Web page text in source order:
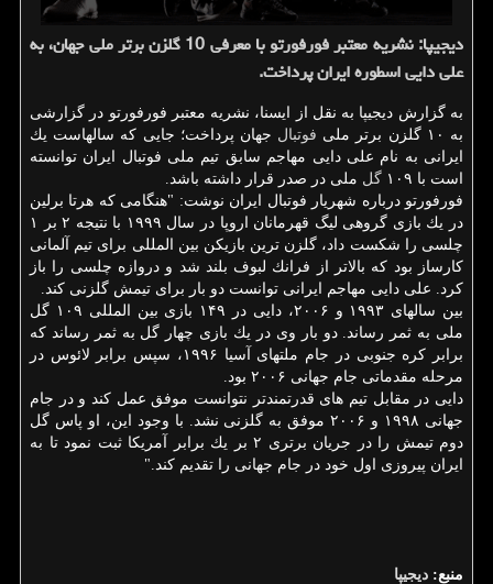
دیجیپا: نشریه معتبر فورفورتو با معرفی 10 گلزن برتر ملی جهان، به
علی دایی اسطوره ایران پرداخت.
به گزارش دیجیپا به نقل از ایسنا، نشریه معتبر فورفورتو در گزارشی
به ۱۰ گلزن برتر ملی
فوتبال جهان پرداخت؛ جایی كه سالهاست یك
ایرانی به نام علی دایی مهاجم سابق تیم ملی فوتبال ایران توانسته
است با ۱۰۹
گل ملی در صدر قرار داشته باشد.
فورفورتو درباره شهریار فوتبال ایران نوشت: "هنگامی كه هرتا برلین
در یك بازی گروهی لیگ قهرمانان اروپا در سال ۱۹۹۹ با نتیجه ۲ بر ۱
چلسی را شكست داد، گلزن ترین بازیكن بین المللی برای تیم آلمانی
كارساز بود كه بالاتر از فرانك لبوف بلند شد و دروازه چلسی را باز
كرد. علی دایی مهاجم ایرانی توانست دو بار برای تیمش گلزنی كند.
بین سالهای ۱۹۹۳ و ۲۰۰۶، دایی در ۱۴۹ بازی بین المللی ۱۰۹ گل
ملی به ثمر رساند. دو بار وی در یك بازی چهار گل به ثمر رساند كه
برابر كره جنوبی در جام ملتهای آسیا ۱۹۹۶، سپس برابر لائوس در
مرحله مقدماتی جام جهانی ۲۰۰۶ بود.
دایی در مقابل تیم های قدرتمندتر نتوانست موفق عمل كند و در جام
جهانی ۱۹۹۸ و ۲۰۰۶ موفق به گلزنی نشد. با وجود این، او پاس گل
دوم تیمش را در جریان برتری ۲ بر یك برابر آمریكا ثبت نمود تا به
ایران پیروزی اول خود در جام جهانی را تقدیم كند."
منبع: دیجیپا